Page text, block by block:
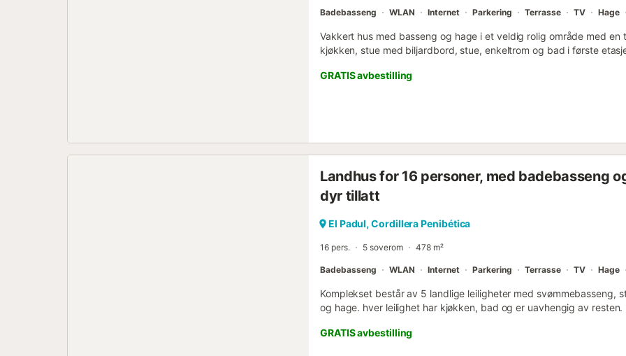
Badebasseng WLAN Internet Parkering Terrasse TV Hage
Vakkert hus med basseng og hage i et veldig rolig område med
kjøkken, stue med biljardbord, stue, enkeltrom og bad i første
hagen, samt et basseng på 9x5 kvadratmeter og solsenger.
Gratis WIFI Ideal for familier og grupper på opptil 12 personer. Vi
GRATIS avbestilling
Landhus for 16 personer, med badebasseng
dyr tillatt
El Padul, Cordillera Penibética
16 pers. 5 soverom 478 m²
Badebasseng WLAN Internet Parkering Terrasse TV Hage
Komplekset består av 5 landlige leiligheter med svømmebasseng,
og hage. hver leilighet har kjøkken, bad og er uavhengig av
gjester. For reservasjoner på 16 eller færre vil de 4
vil være åpent i sommersesongen. Vi leverer ved i
GRATIS avbestilling